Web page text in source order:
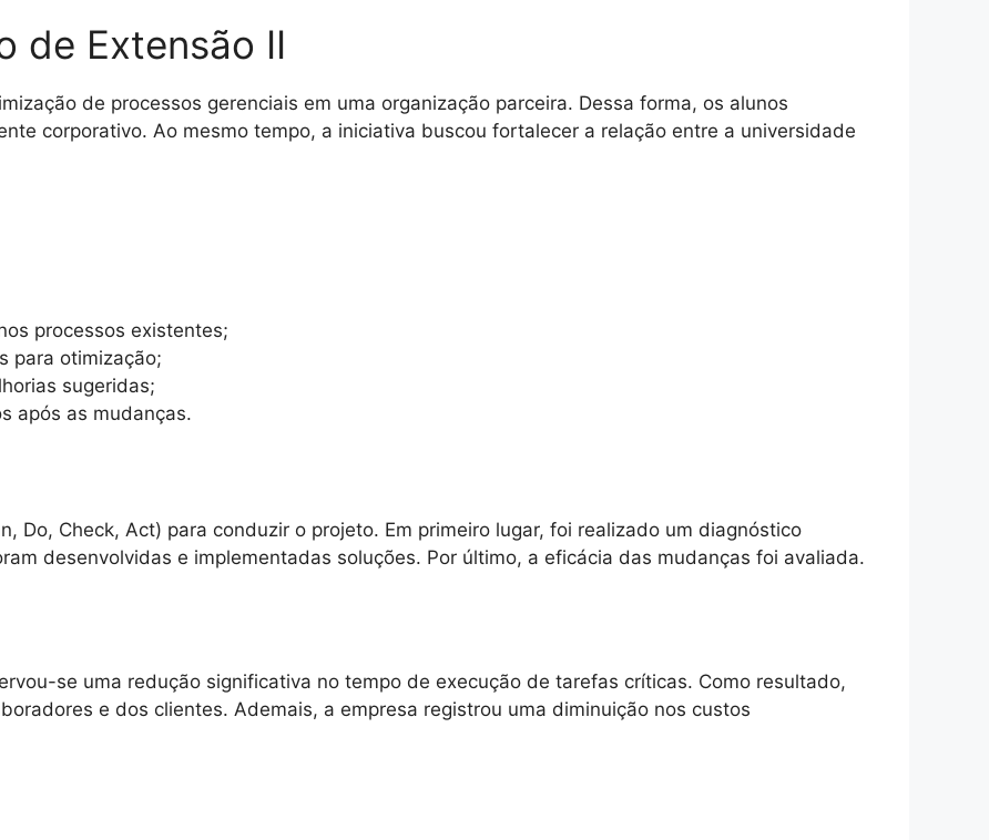
de Extensão II
de processos gerenciais em uma organização parceira. Dessa forma, os alunos
corporativo. Ao mesmo tempo, a iniciativa buscou fortalecer a relação entre a universidade
processos existentes;
para otimização;
sugeridas;
após as mudanças.
Do, Check, Act) para conduzir o projeto. Em primeiro lugar, foi realizado um diagnóstico
desenvolvidas e implementadas soluções. Por último, a eficácia das mudanças foi avaliada.
se uma redução significativa no tempo de execução de tarefas críticas. Como resultado,
e dos clientes. Ademais, a empresa registrou uma diminuição nos custos